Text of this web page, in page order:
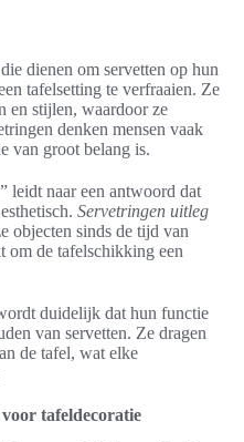
dienen om servetten op hun
tafelsetting te verfraaien. Ze
en stijlen, waardoor ze
denken mensen vaak
van groot belang is.
leidt naar een antwoord dat
Servetringen uitleg
objecten sinds de tijd van
om de tafelschikking een
duidelijk dat hun functie
van servetten. Ze dragen
de tafel, wat elke
tafeldecoratie